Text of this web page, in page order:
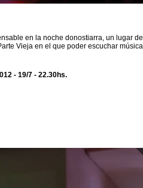
en la noche donostiarra, un lugar de
Vieja en el que poder escuchar música
- 19/7 - 22.30hs.